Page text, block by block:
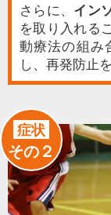
さらに、 イン
を取り入れる
動療法の組み
し、再発防止
症状
その２